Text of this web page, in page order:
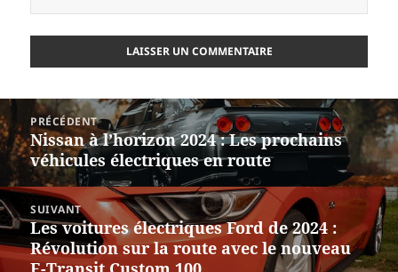
Navigation
de
l’article
PRÉCÉDENT
Article
précédent :
Nissan à l’horizon 2024 : Les prochains
véhicules électriques en route
SUIVANT
Article
suivant :
Les voitures électriques Ford de 2024 :
Révolution sur la route avec le nouveau